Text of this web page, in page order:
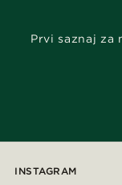
Prvi saznaj za
INSTAGRAM